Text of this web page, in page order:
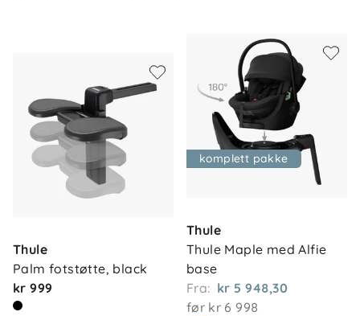
Thule
Palm fotstøtte, black
kr 999
komplett pakke
Thule
Thule Maple med Alfie
base
Fra: kr 5 948,30
før kr 6 998
Vårt samfunnsansvar
Jobbe i Barnas Hus
Frakt og levering
Retur og reklamasjon